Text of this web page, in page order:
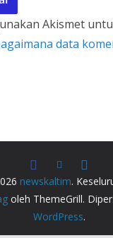
Akismet
data
newskaltim.
oleh ThemeGrill.
WordPress.